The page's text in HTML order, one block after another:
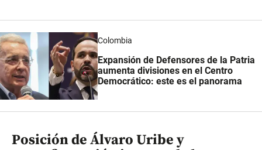
Colombia
Expansión de Defensores de la Patria
aumenta divisiones en el Centro
Democrático: este es el panorama
Posición de Álvaro Uribe y